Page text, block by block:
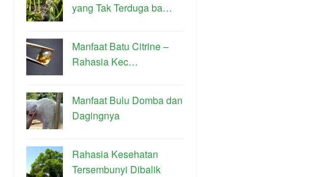
yang Tak Terduga ba…
Manfaat Batu Citrine –
Rahasia Kec…
Manfaat Bulu Domba dan
Dagingnya
Rahasia Kesehatan
Tersembunyi Dibalik